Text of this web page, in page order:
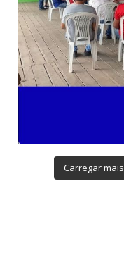
Carregar mais